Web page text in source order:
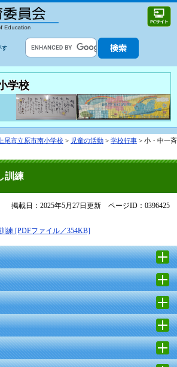
学校
上尾市立原市南小学校 > 児童の活動 > 学校行事 > 小・中一斉
訓練
掲載日：2025年5月27日更新 ページID：0396425
練 [PDFファイル／354KB]